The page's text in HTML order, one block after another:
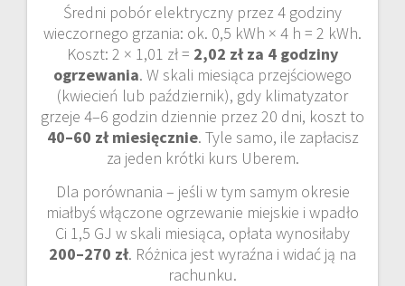
Średni pobór elektryczny przez 4 godziny
wieczornego grzania: ok. 0,5 kWh × 4 h = 2 kWh.
Koszt: 2 × 1,01 zł = 2,02 zł za 4 godziny
ogrzewania. W skali miesiąca przejściowego
(kwiecień lub październik), gdy klimatyzator
grzeje 4–6 godzin dziennie przez 20 dni, koszt to
40–60 zł miesięcznie. Tyle samo, ile zapłacisz
za jeden krótki kurs Uberem.
Dla porównania – jeśli w tym samym okresie
miałbyś włączone ogrzewanie miejskie i wpadło
Ci 1,5 GJ w skali miesiąca, opłata wynosiłaby
200–270 zł. Różnica jest wyraźna i widać ją na
rachunku.